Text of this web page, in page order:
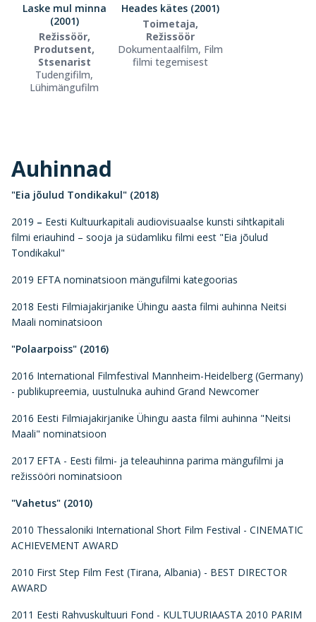
Laske mul minna
(2001)
Režissöör,
Produtsent,
Stsenarist
Tudengifilm,
Lühimängufilm
Heades kätes (2001)
Toimetaja,
Režissöör
Dokumentaalfilm, Film
filmi tegemisest
Auhinnad
"Eia jõulud Tondikakul" (2018)
2019 – Eesti Kultuurkapitali audiovisuaalse kunsti sihtkapitali
filmi eriauhind – sooja ja südamliku filmi eest "Eia jõulud
Tondikakul"
2019 EFTA nominatsioon mängufilmi kategoorias
2018 Eesti Filmiajakirjanike Ühingu aasta filmi auhinna Neitsi
Maali nominatsioon
"Polaarpoiss" (2016)
2016 International Filmfestival Mannheim-Heidelberg (Germany)
- publikupreemia, uustulnuka auhind Grand Newcomer
2016 Eesti Filmiajakirjanike Ühingu aasta filmi auhinna "Neitsi
Maali" nominatsioon
2017 EFTA - Eesti filmi- ja teleauhinna parima mängufilmi ja
režissööri nominatsioon
"Vahetus" (2010)
2010 Thessaloniki International Short Film Festival - CINEMATIC
ACHIEVEMENT AWARD
2010 First Step Film Fest (Tirana, Albania) - BEST DIRECTOR
AWARD
2011 Eesti Rahvuskultuuri Fond - KULTUURIAASTA 2010 PARIM